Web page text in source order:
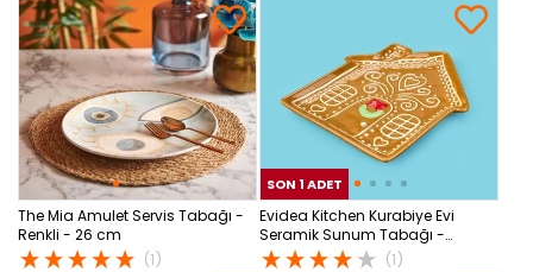
The Mia Amulet Servis Tabağı -
Renkli - 26 cm
(1)
SON 1 ADET
Evidea Kitchen Kurabiye Evi
Seramik Sunum Tabağı -
Kahverengi
(1)